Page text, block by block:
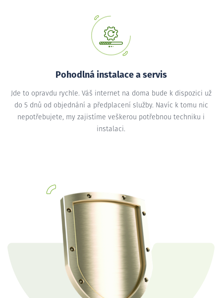
Pohodlná instalace a servis
Jde to opravdu rychle. Váš internet na doma bude k dispozici už
do 5 dnů od objednání a předplacení služby. Navíc k tomu nic
nepotřebujete, my zajistíme veškerou potřebnou techniku i
instalaci.